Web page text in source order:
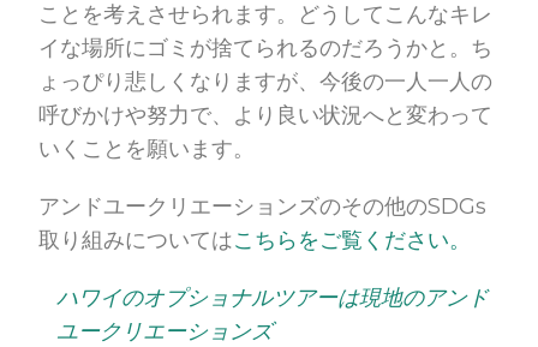
ことを考えさせられます。どうしてこんなキレ
イな場所にゴミが捨てられるのだろうかと。ち
ょっぴり悲しくなりますが、今後の一人一人の
呼びかけや努力で、より良い状況へと変わって
いくことを願います。
アンドユークリエーションズのその他のSDGs
取り組みについてはこちらをご覧ください。
ハワイのオプショナルツアーは現地のアンド
ユークリエーションズ